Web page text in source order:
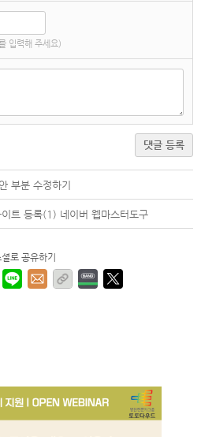
입력해 주세요)
댓글 등록
부분 수정하기
트 등록(1) 네이버 웹마스터도구
로 공유하기